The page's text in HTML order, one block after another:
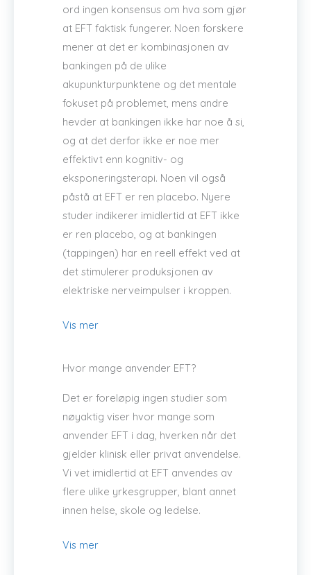
ord ingen konsensus om hva som gjør
at EFT faktisk fungerer. Noen forskere
mener at det er kombinasjonen av
bankingen på de ulike
akupunkturpunktene og det mentale
fokuset på problemet, mens andre
hevder at bankingen ikke har noe å si,
og at det derfor ikke er noe mer
effektivt enn kognitiv- og
eksponeringsterapi. Noen vil også
påstå at EFT er ren placebo. Nyere
studer indikerer imidlertid at EFT ikke
er ren placebo, og at bankingen
(tappingen) har en reell effekt ved at
det stimulerer produksjonen av
elektriske nerveimpulser i kroppen.
Vis mer
Hvor mange anvender EFT?
Det er foreløpig ingen studier som
nøyaktig viser hvor mange som
anvender EFT i dag, hverken når det
gjelder klinisk eller privat anvendelse.
Vi vet imidlertid at EFT anvendes av
flere ulike yrkesgrupper, blant annet
innen helse, skole og ledelse.
Vis mer